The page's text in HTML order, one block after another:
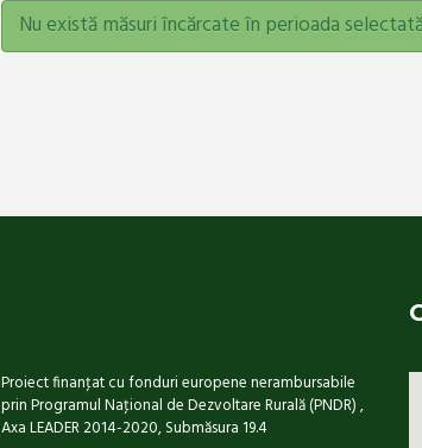
Nu există măsuri încărcate în perioada
Proiect finanţat cu fonduri europene nerambursabile
prin Programul Naţional de Dezvoltare Rurală (PNDR) ,
Axa LEADER 2014-2020, Submăsura 19.4